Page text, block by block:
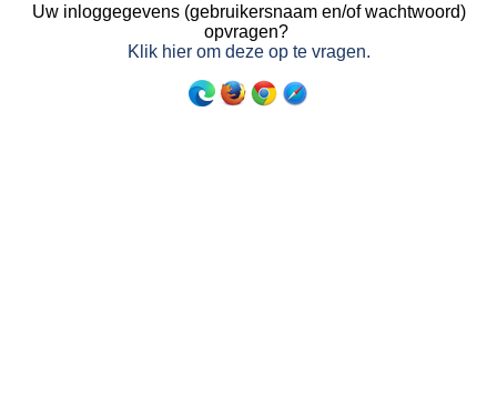
Uw inloggegevens (gebruikersnaam en/of wachtwoord)
opvragen?
Klik hier om deze op te vragen.